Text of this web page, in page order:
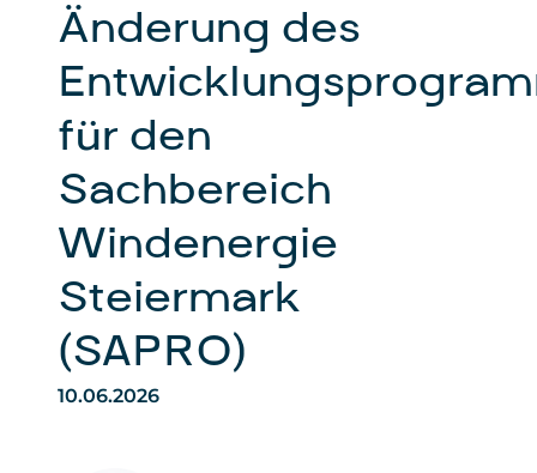
Änderung des
für den
Sachbereich
Windenergie
Steiermark
(SAPRO)
10.06.2026